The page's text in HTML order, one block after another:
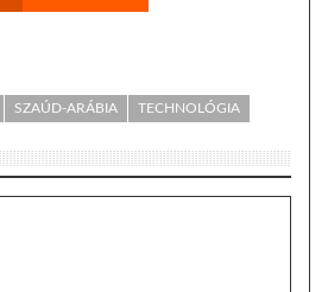
SZAÚD-ARÁBIA TECHNOLÓGIA